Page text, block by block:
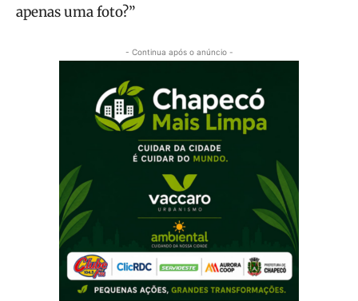
apenas uma foto?”
- Continua após o anúncio -